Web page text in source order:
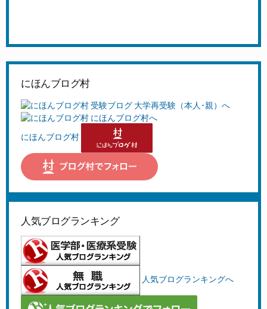
にほんブログ村
にほんブログ村
人気ブログランキング
人気ブログランキングへ